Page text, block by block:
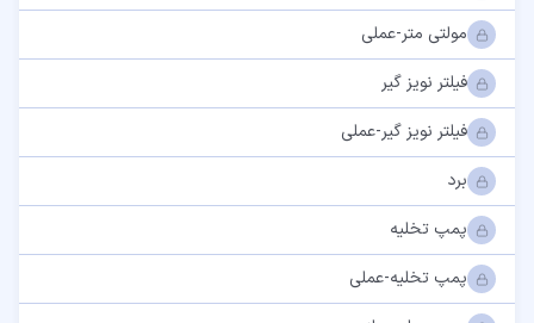
مولتی متر-عملی
فیلتر نویز گیر
فیلتر نویز گیر-عملی
برد
پمپ تخلیه
پمپ تخلیه-عملی